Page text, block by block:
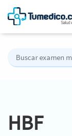
HBF